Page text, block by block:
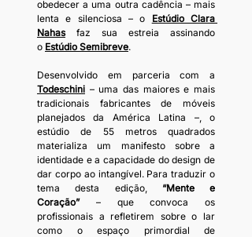
obedecer a uma outra cadência – mais
lenta e silenciosa – o Estúdio Clara
Nahas faz sua estreia assinando
o Estúdio Semibreve.
Todeschini – uma das maiores e mais
tradicionais fabricantes de móveis
planejados da América Latina –, o
estúdio de 55 metros quadrados
materializa um manifesto sobre a
identidade e a capacidade do design de
dar corpo ao intangível. Para traduzir o
tema desta edição, “Mente e
Coração” – que convoca os
profissionais a refletirem sobre o lar
como o espaço primordial de